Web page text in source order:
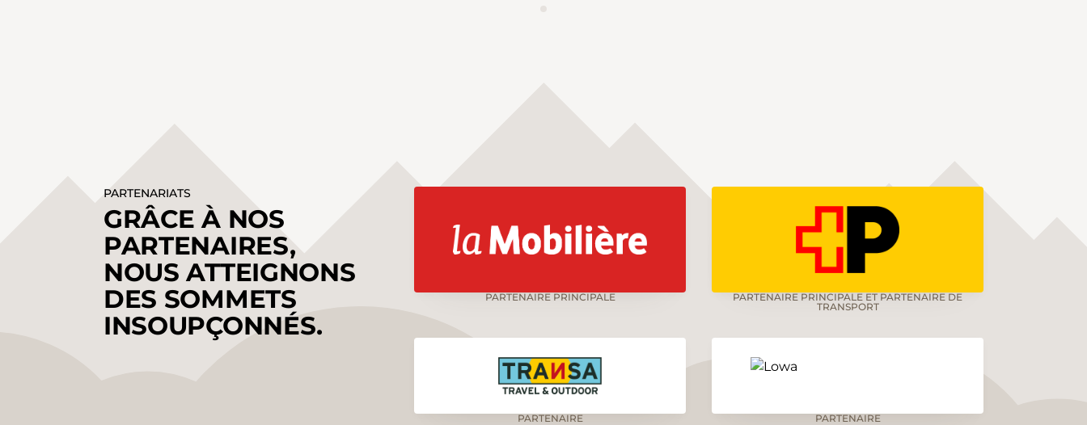
PARTENARIATS
GRÂCE À NOS
PARTENAIRES,
NOUS ATTEIGNONS
DES SOMMETS
INSOUPÇONNÉS.
PARTENAIRE PRINCIPALE
PARTENAIRE PRINCIPALE ET PARTENAIRE DE
TRANSPORT
PARTENAIRE PARTENAIRE